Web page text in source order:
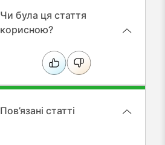
Чи була ця стаття
корисною?
Пов’язані статті